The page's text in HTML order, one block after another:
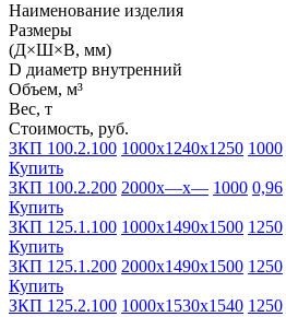
Наименование изделия
Размеры
(Д×Ш×В, мм)
D диаметр внутренний
Объем, м³
Вес, т
Стоимость, руб.
ЗКП 100.2.100 1000х1240х1250 1000
Купить
ЗКП 100.2.200 2000х—х— 1000 0,96
Купить
ЗКП 125.1.100 1000х1490х1500 1250
Купить
ЗКП 125.1.200 2000х1490х1500 1250
Купить
ЗКП 125.2.100 1000х1530х1540 1250